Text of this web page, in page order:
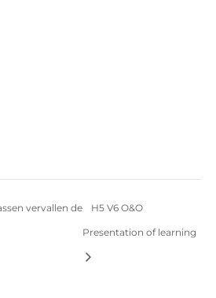
vervallen de H5 V6 O&O
Presentation of learning